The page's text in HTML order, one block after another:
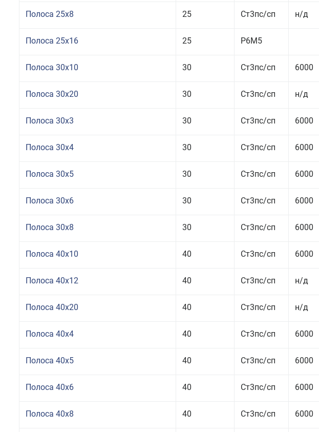
Полоса 25x8 25 Ст3пс/сп н/д
Полоса 25x16 25 Р6М5
Полоса 30x10 30 Ст3пс/сп 6000
Полоса 30x20 30 Ст3пс/сп н/д
Полоса 30x3 30 Ст3пс/сп 6000
Полоса 30x4 30 Ст3пс/сп 6000
Полоса 30x5 30 Ст3пс/сп 6000
Полоса 30x6 30 Ст3пс/сп 6000
Полоса 30x8 30 Ст3пс/сп 6000
Полоса 40x10 40 Ст3пс/сп 6000
Полоса 40x12 40 Ст3пс/сп н/д
Полоса 40x20 40 Ст3пс/сп н/д
Полоса 40x4 40 Ст3пс/сп 6000
Полоса 40x5 40 Ст3пс/сп 6000
Полоса 40x6 40 Ст3пс/сп 6000
Полоса 40x8 40 Ст3пс/сп 6000